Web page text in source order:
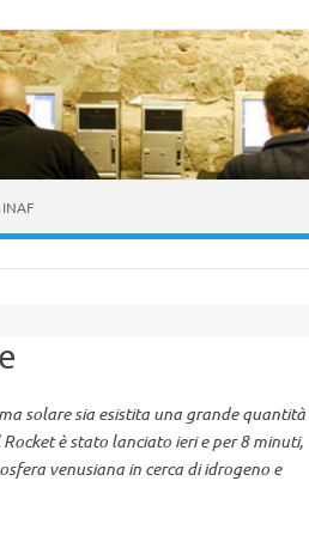
INAF
solare sia esistita una grande quantità
è stato lanciato ieri e per 8 minuti,
venusiana in cerca di idrogeno e